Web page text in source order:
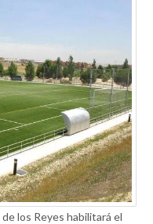
los Reyes habilitará el